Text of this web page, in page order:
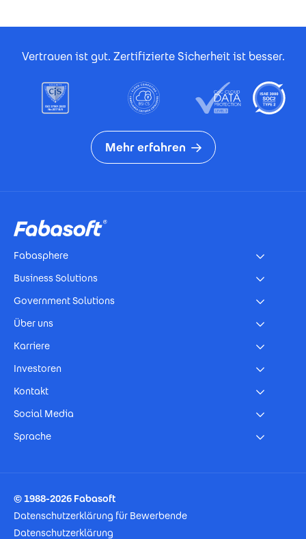
Vertrauen ist gut. Zertifizierte Sicherheit ist besser.
Mehr erfahren
Fabasphere
Business Solutions
Government Solutions
Über uns
Karriere
Investoren
Kontakt
Social Media
Sprache
© 1988-2026 Fabasoft
Datenschutzerklärung für Bewerbende
Datenschutzerklärung